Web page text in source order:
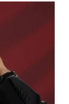
Manuel
Fernando